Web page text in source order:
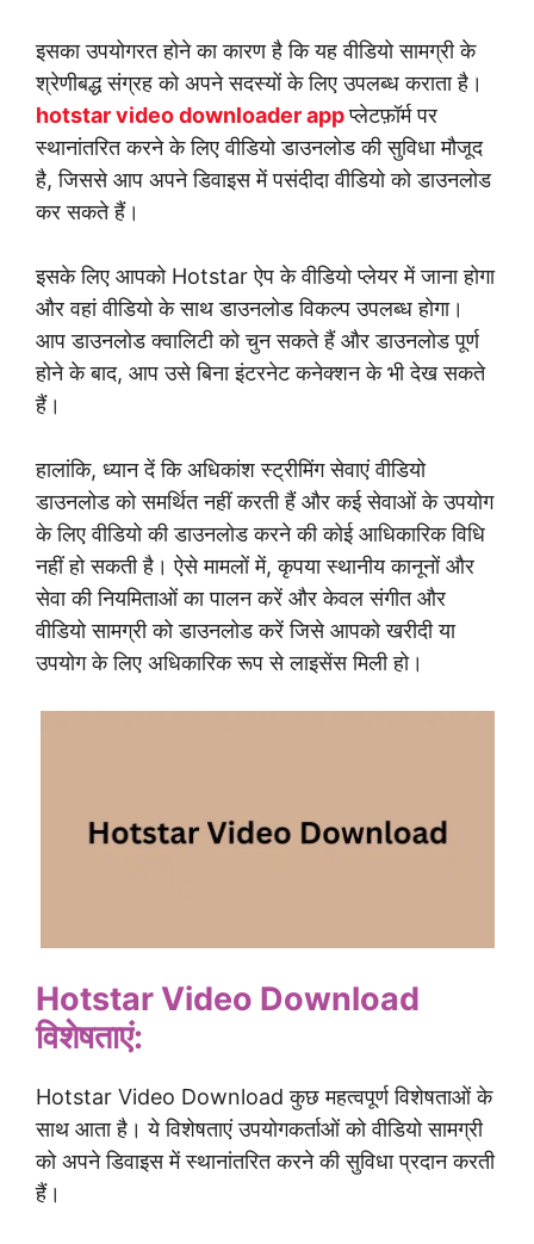
इसका उपयोगरत होने का कारण है कि यह वीडियो सामग्री के
श्रेणीबद्ध संग्रह को अपने सदस्यों के लिए उपलब्ध कराता है।
hotstar video downloader appप्लेटफ़ॉर्म पर
स्थानांतरित करने के लिए वीडियो डाउनलोड की सुविधा मौजूद
है, जिससे आप अपने डिवाइस में पसंदीदा वीडियो को डाउनलोड
कर सकते हैं।
इसके लिए आपको Hotstar ऐप के वीडियो प्लेयर में जाना होगा
और वहां वीडियो के साथ डाउनलोड विकल्प उपलब्ध होगा।
आप डाउनलोड क्वालिटी को चुन सकते हैं और डाउनलोड पूर्ण
होने के बाद, आप उसे बिना इंटरनेट कनेक्शन के भी देख सकते
हैं।
हालांकि, ध्यान दें कि अधिकांश स्ट्रीमिंग सेवाएं वीडियो
डाउनलोड को समर्थित नहीं करती हैं और कई सेवाओं के उपयोग
के लिए वीडियो की डाउनलोड करने की कोई आधिकारिक विधि
नहीं हो सकती है। ऐसे मामलों में, कृपया स्थानीय कानूनों और
सेवा की नियमिताओं का पालन करें और केवल संगीत और
वीडियो सामग्री को डाउनलोड करें जिसे आपको खरीदी या
उपयोग के लिए अधिकारिक रूप से लाइसेंस मिली हो।
Hotstar Video Download
विशेषताएं:
Hotstar Video Download कुछ महत्वपूर्ण विशेषताओं के
साथ आता है। ये विशेषताएं उपयोगकर्ताओं को वीडियो सामग्री
को अपने डिवाइस में स्थानांतरित करने की सुविधा प्रदान करती
हैं।